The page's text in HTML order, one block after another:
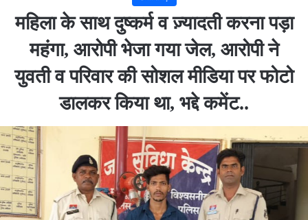
महिला के साथ दुष्कर्म व ज़्यादती करना पड़ा
महंगा, आरोपी भेजा गया जेल, आरोपी ने
युवती व परिवार की सोशल मीडिया पर फोटो
डालकर किया था, भद्दे कमेंट..